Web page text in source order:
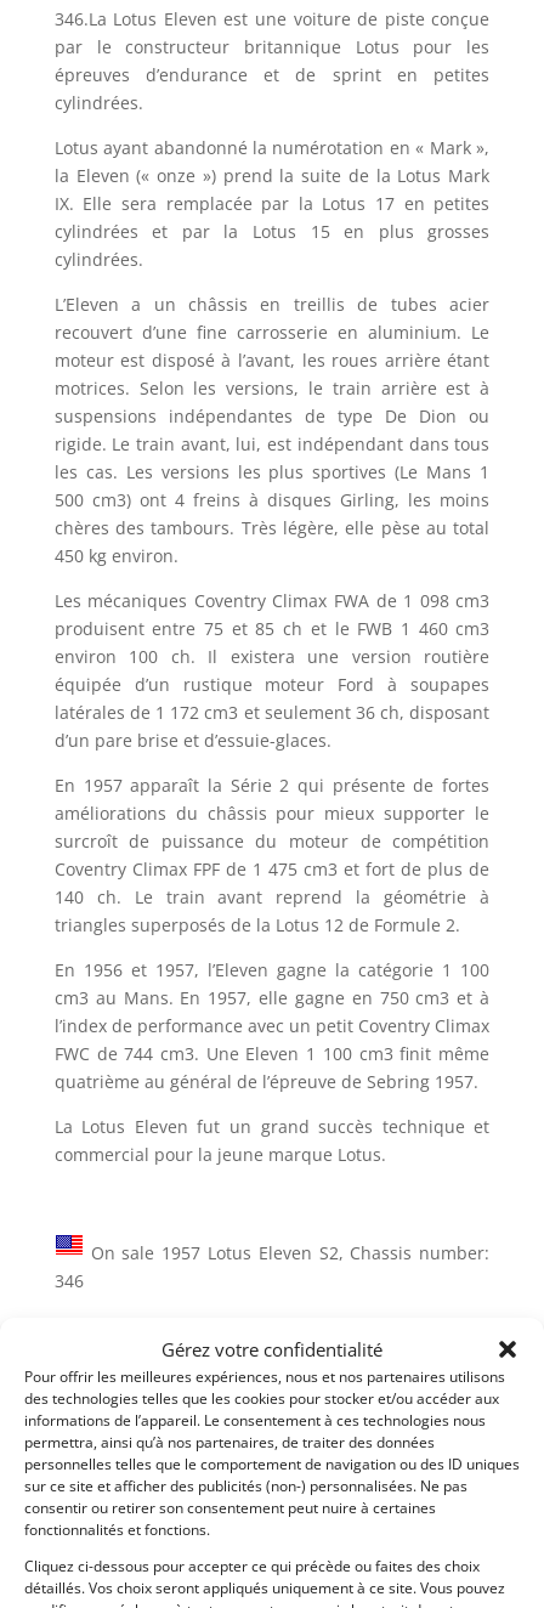
Gérez votre confidentialité
Pour offrir les meilleures expériences, nous et nos partenaires utilisons
des technologies telles que les cookies pour stocker et/ou accéder aux
informations de l’appareil. Le consentement à ces technologies nous
permettra, ainsi qu’à nos partenaires, de traiter des données
personnelles telles que le comportement de navigation ou des ID uniques
sur ce site et afficher des publicités (non-) personnalisées. Ne pas
consentir ou retirer son consentement peut nuire à certaines
fonctionnalités et fonctions.
Cliquez ci-dessous pour accepter ce qui précède ou faites des choix
détaillés. Vos choix seront appliqués uniquement à ce site. Vous pouvez
346.La Lotus Eleven est une voiture de piste conçue
par le constructeur britannique Lotus pour les
épreuves d’endurance et de sprint en petites
cylindrées.
Lotus ayant abandonné la numérotation en « Mark »,
la Eleven (« onze ») prend la suite de la Lotus Mark
IX. Elle sera remplacée par la Lotus 17 en petites
cylindrées et par la Lotus 15 en plus grosses
cylindrées.
L’Eleven a un châssis en treillis de tubes acier
recouvert d’une fine carrosserie en aluminium. Le
moteur est disposé à l’avant, les roues arrière étant
motrices. Selon les versions, le train arrière est à
suspensions indépendantes de type De Dion ou
rigide. Le train avant, lui, est indépendant dans tous
les cas. Les versions les plus sportives (Le Mans 1
500 cm3) ont 4 freins à disques Girling, les moins
chères des tambours. Très légère, elle pèse au total
450 kg environ.
Les mécaniques Coventry Climax FWA de 1 098 cm3
produisent entre 75 et 85 ch et le FWB 1 460 cm3
environ 100 ch. Il existera une version routière
équipée d’un rustique moteur Ford à soupapes
latérales de 1 172 cm3 et seulement 36 ch, disposant
d’un pare brise et d’essuie-glaces.
En 1957 apparaît la Série 2 qui présente de fortes
améliorations du châssis pour mieux supporter le
surcroît de puissance du moteur de compétition
Coventry Climax FPF de 1 475 cm3 et fort de plus de
140 ch. Le train avant reprend la géométrie à
triangles superposés de la Lotus 12 de Formule 2.
En 1956 et 1957, l’Eleven gagne la catégorie 1 100
cm3 au Mans. En 1957, elle gagne en 750 cm3 et à
l’index de performance avec un petit Coventry Climax
FWC de 744 cm3. Une Eleven 1 100 cm3 finit même
quatrième au général de l’épreuve de Sebring 1957.
La Lotus Eleven fut un grand succès technique et
commercial pour la jeune marque Lotus.
On sale 1957 Lotus Eleven S2, Chassis number:
346
Motor: Coventry Climax, rebuilt by: KTR (Hours: 8).
Weber carburetors
Gearbox: Taylor/Sprite, 4 speed.
Body: No weld marks of dents
Suspension: SPAX rebuilt by: KTR
Brakes: Girling Disc, excellent condition.
Wheels: Dunlop wire wheels excellent condition.
Interior & Instrumentation: Transponder installed.